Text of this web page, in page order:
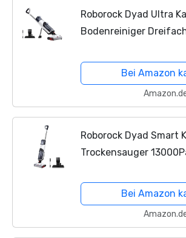
Roborock Dyad Ultra
Bodenreiniger
Wischsauger
LED Monitor Doppelter
Bei Amazon
Roborock Dyad Smart
Trockensauger
Staubsauger-Mopp
Doppeltank-Design
Selbstreinigendes...
Bei Amazon